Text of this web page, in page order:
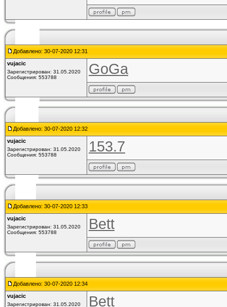
Добавлено: 30-07-2020 12:31
vujacic
Зарегистрирован: 31.05.2020
Сообщения: 553788
GoGa
Добавлено: 30-07-2020 12:32
vujacic
Зарегистрирован: 31.05.2020
Сообщения: 553788
153.7
Добавлено: 30-07-2020 12:33
vujacic
Зарегистрирован: 31.05.2020
Сообщения: 553788
Bett
Добавлено: 30-07-2020 12:34
vujacic
Зарегистрирован: 31.05.2020 Bett